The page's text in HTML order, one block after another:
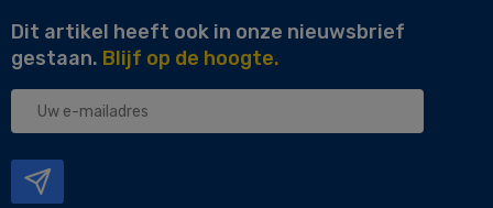
Dit artikel heeft ook in onze nieuwsbrief
gestaan. Blijf op de hoogte.
Uw